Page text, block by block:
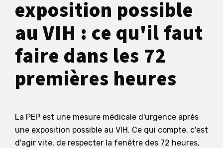
exposition possible
au VIH : ce qu'il faut
faire dans les 72
premières heures
La PEP est une mesure médicale d'urgence après
une exposition possible au VIH. Ce qui compte, c'est
d'agir vite, de respecter la fenêtre des 72 heures,